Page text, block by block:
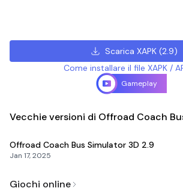
Scarica XAPK (2.9)
Come installare il file XAPK /
Gameplay
Vecchie versioni di Offroad Coach
Offroad Coach Bus Simulator 3D 2.9
Jan 17, 2025
Giochi online